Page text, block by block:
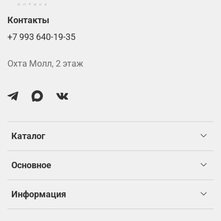
Каталог
Основное
Информация
Контакты
+7 993 640-19-35
Охта Молл, 2 этаж